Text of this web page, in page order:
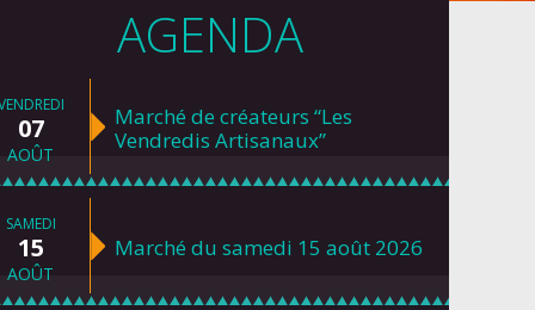
AGENDA
07
AOÛT
Marché de créateurs “Les
Vendredis Artisanaux”
SAMEDI
15
AOÛT
Marché du samedi 15 août 2026